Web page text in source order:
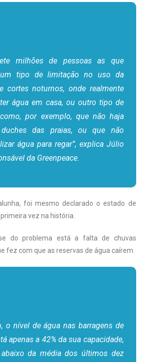
milhões de pessoas as que
tipo de limitação no uso da
cortes noturnos, onde realmente
água em casa, ou outro tipo de
por exemplo, que não haja
das praias, ou que não
água para regar”, explica Júlio
da Greenpeace.
foi mesmo declarado o estado de
vez na história.
do problema está a falta de chuvas
fez com que as reservas de água caírem.
o nível de água nas barragens de
apenas a 42% da sua capacidade,
da média dos últimos dez